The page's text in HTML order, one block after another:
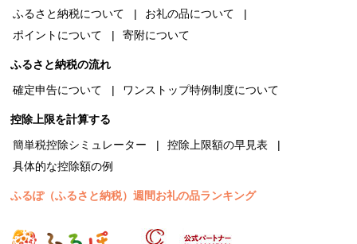
ふるさと納税について
お礼の品について
ポイントについて
寄附について
ふるさと納税の流れ
確定申告について
ワンストップ特例制度について
控除上限を計算する
簡単税控除シミュレーター
控除上限額の早見表
具体的な控除額の例
ふるぽ（ふるさと納税）週間お礼の品ランキング